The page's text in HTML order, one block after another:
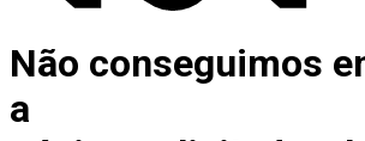
Não conseguimos
a